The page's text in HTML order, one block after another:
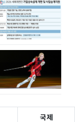
국제